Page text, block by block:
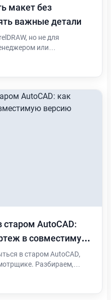
макет без
важные детали
но не для
или
и что проверить после
старом AutoCAD:
в совместимую
в старом AutoCAD,
Разбираем,
что проверить после